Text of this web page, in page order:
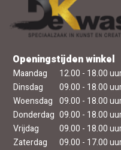
Openingstijden winkel
Maandag
12.00 - 18.00
Dinsdag
09.00 - 18.00
Woensdag 09.00 - 18.00
Donderdag 09.00 - 18.00
Vrijdag
09.00 - 18.00
Zaterdag
09.00 - 17.00